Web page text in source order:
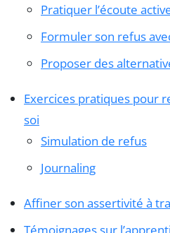
Pratiquer l’écoute
Formuler son refus
Proposer des
Exercices pratiques pour
soi
Simulation de refus
Journaling
Affiner son assertivité à